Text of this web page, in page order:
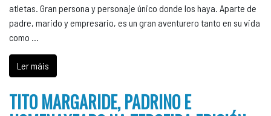
atletas. Gran persona y personaje único donde los haya. Aparte de
padre, marido y empresario, es un gran aventurero tanto en su vida
como …
Ler máis
TITO MARGARIDE, PADRINO E